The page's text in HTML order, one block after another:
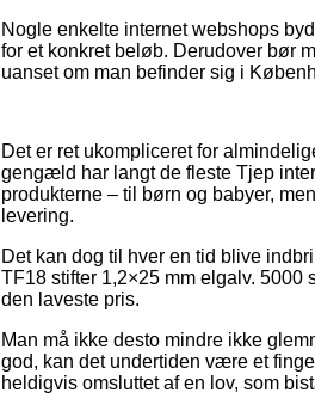
Nogle enkelte internet webshops
for et konkret beløb. Derudover bør
uanset om man befinder sig i
Det er ret ukompliceret for
gengæld har langt de fleste Tjep
produkterne – til børn og babyer,
levering.
Det kan dog til hver en tid blive
TF18 stifter 1,2×25 mm elgalv. 5000
den laveste pris.
Man må ikke desto mindre ikke
god, kan det undertiden være et
heldigvis omsluttet af en lov, som